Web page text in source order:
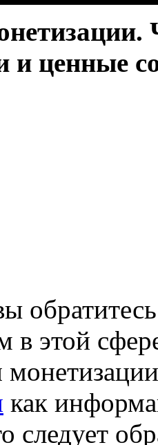
и ценные
в этой
как
следует